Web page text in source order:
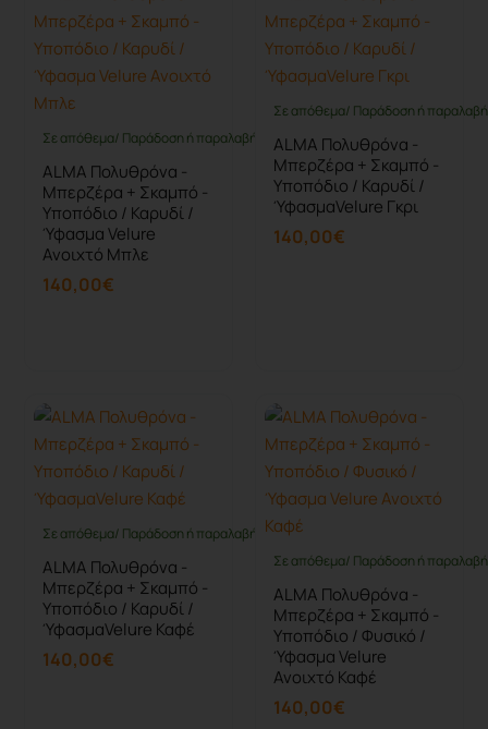
Σε απόθεμα/ Παράδοση ή παραλαβή έως 10 ημέρες
ALMA Πολυθρόνα -
Μπερζέρα + Σκαμπό -
Υποπόδιο / Καρυδί /
Ύφασμα Velure
Ανοιχτό Μπλε
140,00€
Σε απόθεμα/ Παράδοση ή
ALMA Πολυθρόνα -
Μπερζέρα + Σκαμπό -
Υποπόδιο / Καρυδί /
ΎφασμαVelure Γκρι
140,00€
Σε απόθεμα/ Παράδοση ή παραλαβή έως 10 ημέρες
ALMA Πολυθρόνα -
Μπερζέρα + Σκαμπό -
Υποπόδιο / Καρυδί /
ΎφασμαVelure Καφέ
140,00€
Σε απόθεμα/ Παράδοση ή
ALMA Πολυθρόνα -
Μπερζέρα + Σκαμπό -
Υποπόδιο / Φυσικό /
Ύφασμα Velure
Ανοιχτό Καφέ
140,00€